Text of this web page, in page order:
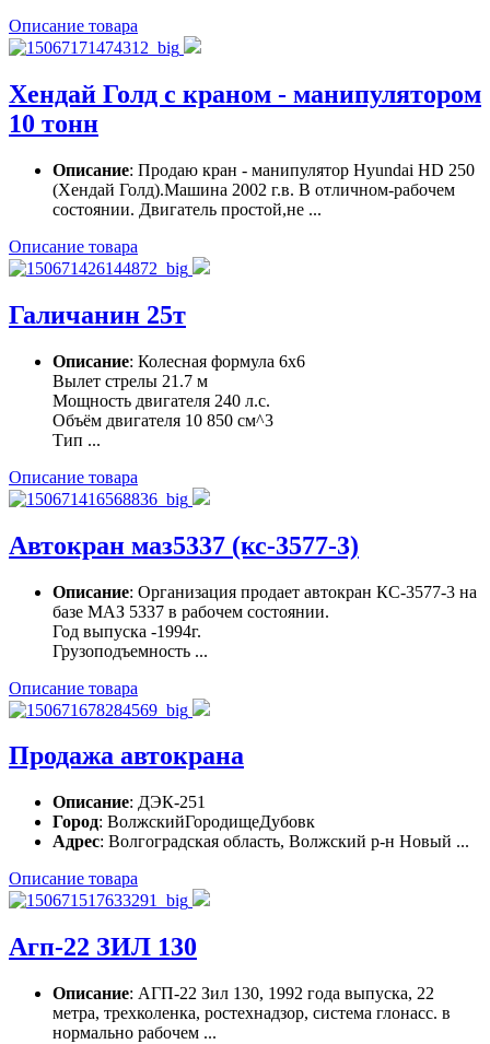
Описание товара
Хендай Голд с краном - манипулятором
10 тонн
Описание: Продаю кран - манипулятор Hyundai HD 250
(Хендай Голд).Машина 2002 г.в. В отличном-рабочем
состоянии. Двигатель простой,не ...
Описание товара
Галичанин 25т
Описание: Колесная формула 6х6
Вылет стрелы 21.7 м
Мощность двигателя 240 л.с.
Объём двигателя 10 850 cм^3
Тип ...
Описание товара
Автокран маз5337 (кс-3577-3)
Описание: Организация продает автокран КС-3577-3 на
базе МАЗ 5337 в рабочем состоянии.
Год выпуска -1994г.
Грузоподъемность ...
Описание товара
Продажа автокрана
Описание: ДЭК-251
Город: ВолжскийГородищеДубовк
Адрес: Волгоградская область, Волжский р-н Новый ...
Описание товара
Агп-22 ЗИЛ 130
Описание: АГП-22 Зил 130, 1992 года выпуска, 22
метра, трехколенка, ростехнадзор, система глонасс. в
нормально рабочем ...